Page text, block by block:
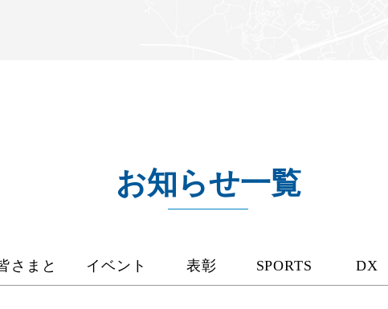
お知らせ一覧
さまと イベント 表彰 SPORTS DX